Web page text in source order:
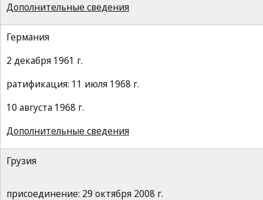
Дополнительные сведения
Германия
2 декабря 1961 г.
ратификация: 11 июля 1968 г.
10 августа 1968 г.
Дополнительные сведения
Грузия
присоединение: 29 октября 2008 г.